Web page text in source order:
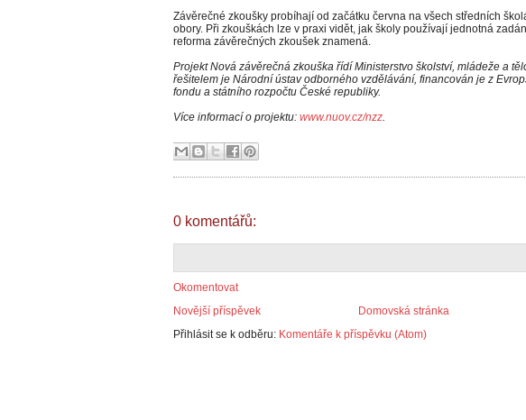
Závěrečné zkoušky probíhají od začátku června na všech středních
obory. Při zkouškách lze v praxi vidět, jak školy používají jednotná
reforma závěrečných zkoušek znamená.
Projekt Nová závěrečná zkouška řídí Ministerstvo školství, mládeže a
řešitelem je Národní ústav odborného vzdělávání, financován je z
fondu a státního rozpočtu České republiky.
Více informací o projektu: www.nuov.cz/nzz.
0 komentářů:
Okomentovat
Novější příspěvek
Domovská stránka
Přihlásit se k odběru: Komentáře k příspěvku (Atom)